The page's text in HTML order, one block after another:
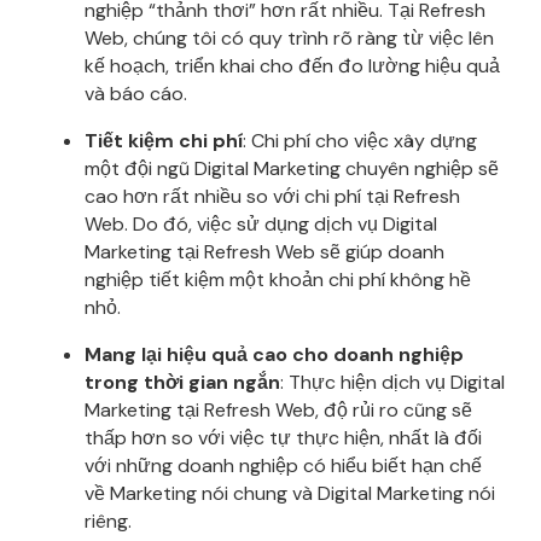
nghiệp “thảnh thơi” hơn rất nhiều. Tại Refresh
Web, chúng tôi có quy trình rõ ràng từ việc lên
kế hoạch, triển khai cho đến đo lường hiệu quả
và báo cáo.
Tiết kiệm chi phí: Chi phí cho việc xây dựng
một đội ngũ Digital Marketing chuyên nghiệp sẽ
cao hơn rất nhiều so với chi phí tại Refresh
Web. Do đó, việc sử dụng dịch vụ Digital
Marketing tại Refresh Web sẽ giúp doanh
nghiệp tiết kiệm một khoản chi phí không hề
nhỏ.
Mang lại hiệu quả cao cho doanh nghiệp
trong thời gian ngắn: Thực hiện dịch vụ Digital
Marketing tại Refresh Web, độ rủi ro cũng sẽ
thấp hơn so với việc tự thực hiện, nhất là đối
với những doanh nghiệp có hiểu biết hạn chế
về Marketing nói chung và Digital Marketing nói
riêng.